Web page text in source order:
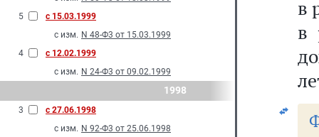
5
с 15.03.1999
с изм. N 48-Ф3 от 15.03.1999
4
с 12.02.1999
с изм. N 24-Ф3 от 09.02.1999
1998
3
с 27.06.1998
с изм. N 92-Ф3 от 25.06.1998
в
в